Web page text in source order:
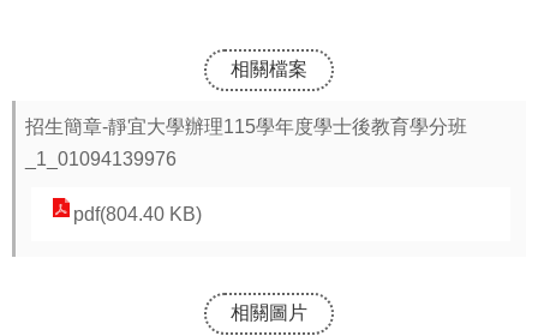
區
相關檔案
招生簡章-靜宜大學辦理115學年度學士後教育學分班
_1_01094139976
pdf(804.40 KB)
相關圖片